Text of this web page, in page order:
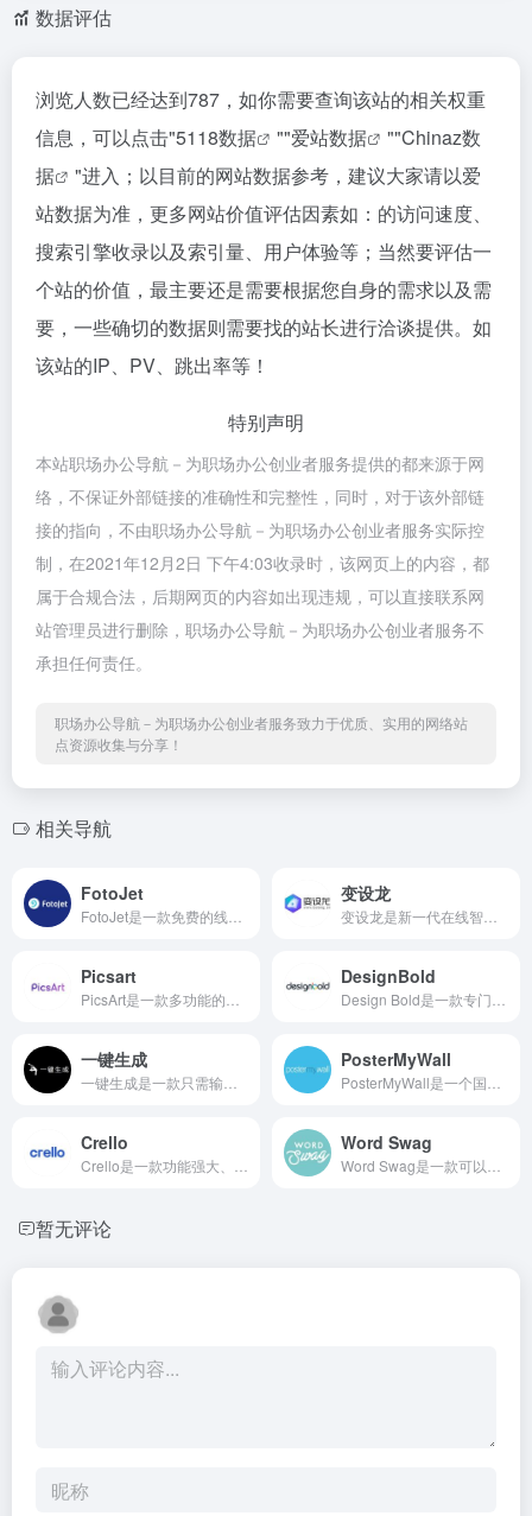
数据评估
浏览人数已经达到787，如你需要查询该站的相关权重
信息，可以点击"5118数据 ""爱站数据 ""Chinaz数
据
"进入；以目前的网站数据参考，建议大家请以爱
站数据为准，更多网站价值评估因素如：的访问速度、
搜索引擎收录以及索引量、用户体验等；当然要评估一
个站的价值，最主要还是需要根据您自身的需求以及需
要，一些确切的数据则需要找的站长进行洽谈提供。如
该站的IP、PV、跳出率等！
特别声明
本站职场办公导航－为职场办公创业者服务提供的都来源于网
络，不保证外部链接的准确性和完整性，同时，对于该外部链
接的指向，不由职场办公导航－为职场办公创业者服务实际控
制，在2021年12月2日 下午4:03收录时，该网页上的内容，都
属于合规合法，后期网页的内容如出现违规，可以直接联系网
站管理员进行删除，职场办公导航－为职场办公创业者服务不
承担任何责任。
职场办公导航－为职场办公创业者服务致力于优质、实用的网络站
点资源收集与分享！
相关导航
FotoJet 变设龙
Picsart DesignBold
一键生成 PosterMyWall
Crello Word Swag
暂无评论